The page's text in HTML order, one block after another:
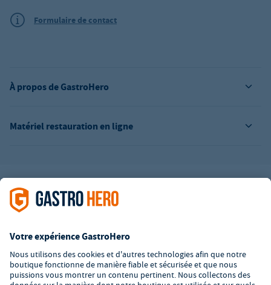
Matériel restauration en ligne
À propos de GastroHero
Formulaire de contact
L’offre de la société GastroHero est exclusivement destinée aux
entreprises. Tous les prix sont des prix unitaires nets majorés de
Certaines méthodes de paiement peuvent entraîner des frais
supplémentaires.
² PVC : Prix de Vente Conseillé par le fabricant
*A partir d'un montant de 350€ net. Jusqu'à cette date, les frais